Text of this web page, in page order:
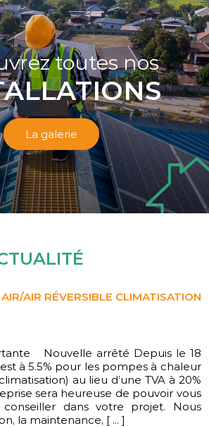
toutes nos
La galerie
AIR RÉVERSIBLE CLIMATISATION
Nouvelle arrêté Depuis le 18
à 5.5% pour les pompes à chaleur
au lieu d’une TVA à 20%
sera heureuse de pouvoir vous
dans votre projet. Nous
la maintenance, [ ... ]
vous souhaite une belle année